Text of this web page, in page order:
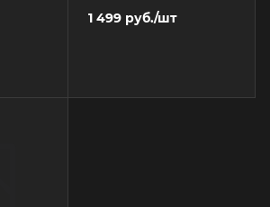
1 499 руб./шт